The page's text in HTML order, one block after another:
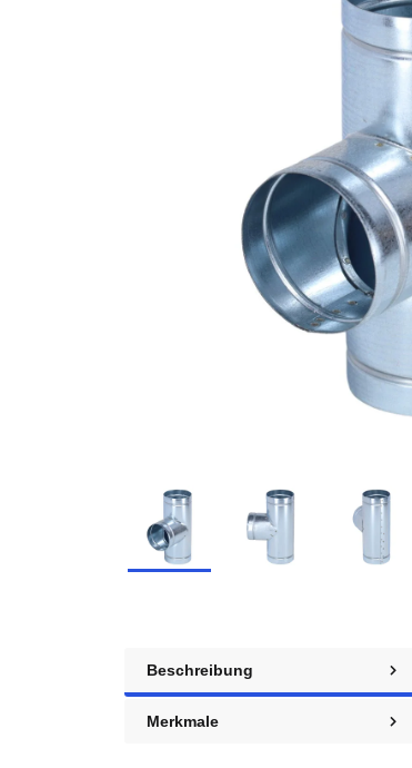
Beschreibung
Merkmale